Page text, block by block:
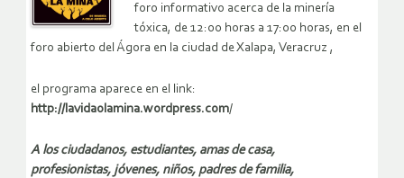
foro informativo acerca de la minería
tóxica, de 12:00 horas a 17:00 horas, en el
foro abierto del Ágora en la ciudad de Xalapa, Veracruz ,
el programa aparece en el link:
http://lavidaolamina.wordpress.com/
A los ciudadanos, estudiantes, amas de casa,
profesionistas, jóvenes, niños, padres de familia,